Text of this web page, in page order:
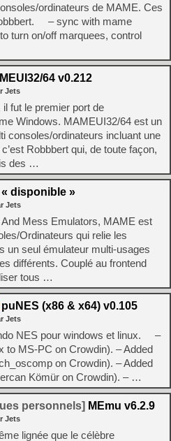
ordinateurs de MAME. Ces
– sync with mame
turn on/off marquees, control
64 v0.212
Jets
fut le premier port de
Windows. MAMEUI32/64 est un
consoles/ordinateurs incluant une
Robbbert qui, de toute façon,
des …
« disponible »
Jets
Mess Emulators, MAME est
Ordinateurs qui relie les
un seul émulateur multi-usages
différents. Couplé au frontend
tous …
puNES (x86 & x64) v0.105
Jets
NES pour windows et linux. –
to MS-PC on Crowdin). – Added
on Crowdin). – Added
Kömür on Crowdin). – …
personnels] MEmu v6.2.9
Jets
lignée que le célèbre